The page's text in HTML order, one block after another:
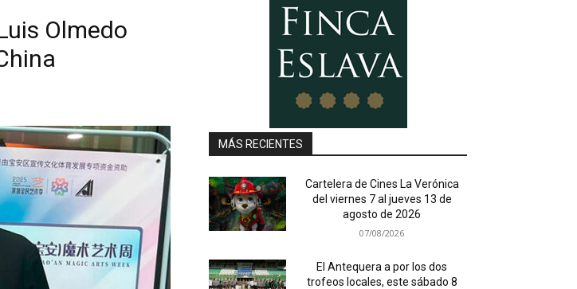
Olmedo
MÁS RECIENTES
Cartelera de Cines La Verónica
del viernes 7 al jueves 13 de
agosto de 2026
07/08/2026
El Antequera a por los dos
trofeos locales, este sábado 8